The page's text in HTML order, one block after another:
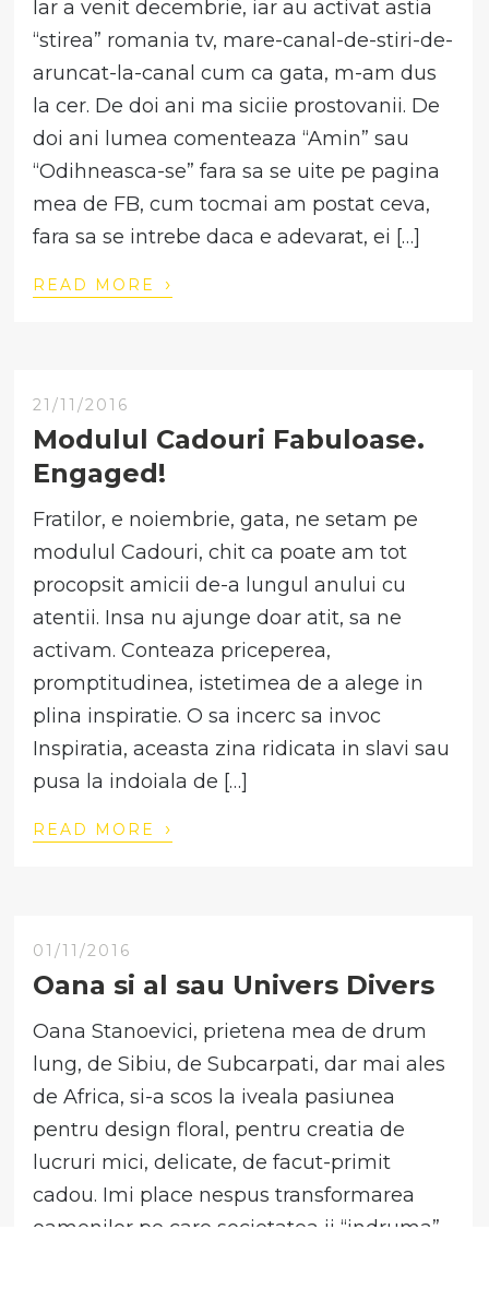
Iar a venit decembrie, iar au activat astia
“stirea” romania tv, mare-canal-de-stiri-de-
aruncat-la-canal cum ca gata, m-am dus
la cer. De doi ani ma siciie prostovanii. De
doi ani lumea comenteaza “Amin” sau
“Odihneasca-se” fara sa se uite pe pagina
mea de FB, cum tocmai am postat ceva,
fara sa se intrebe daca e adevarat, ei […]
READ MORE ›
21/11/2016
Modulul Cadouri Fabuloase.
Engaged!
Fratilor, e noiembrie, gata, ne setam pe
modulul Cadouri, chit ca poate am tot
procopsit amicii de-a lungul anului cu
atentii. Insa nu ajunge doar atit, sa ne
activam. Conteaza priceperea,
promptitudinea, istetimea de a alege in
plina inspiratie. O sa incerc sa invoc
Inspiratia, aceasta zina ridicata in slavi sau
pusa la indoiala de […]
READ MORE ›
01/11/2016
Oana si al sau Univers Divers
Oana Stanoevici, prietena mea de drum
lung, de Sibiu, de Subcarpati, dar mai ales
de Africa, si-a scos la iveala pasiunea
pentru design floral, pentru creatia de
lucruri mici, delicate, de facut-primit
cadou. Imi place nespus transformarea
oamenilor pe care societatea ii “indruma”